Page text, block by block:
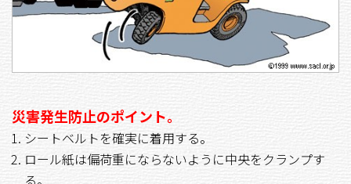
災害発生防止のポイント。
シートベルトを確実に着用する。
ロール紙は偏荷重にならないように中央をクランプす